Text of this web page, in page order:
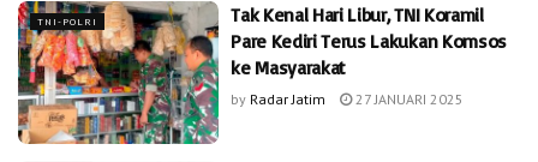
TNI-POLRI
Tak Kenal Hari Libur, TNI Koramil
Pare Kediri Terus Lakukan Komsos
ke Masyarakat
by Radar Jatim 27 JANUARI 2025